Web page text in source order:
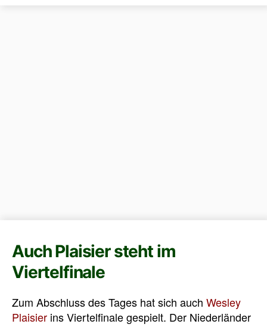
Auch Plaisier steht im
Viertelfinale
Zum Abschluss des Tages hat sich auch Wesley
Plaisier ins Viertelfinale gespielt. Der Niederländer